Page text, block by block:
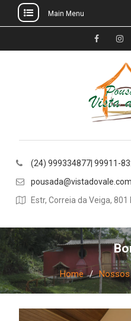
to
Main Menu
(24) 999334877| 99911-
Estr, Correia da Veiga, 801
Home Nossos